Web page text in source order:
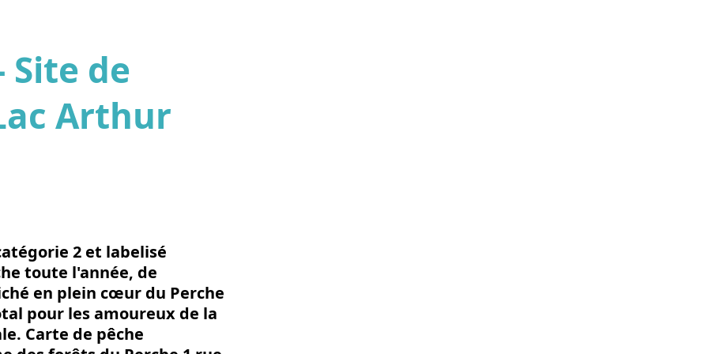
en plein écran
de
Arthur
2 et labelisé
toute l'année, de
en plein cœur du Perche
pour les amoureux de la
Carte de pêche